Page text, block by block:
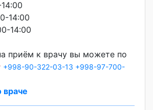
14:00
14:00
приём к врачу вы можете по
+998-90-322-03-13 +998-97-700-
враче